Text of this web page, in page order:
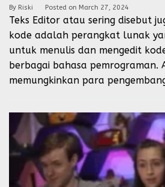
By Riski Posted on March 27, 2024
Teks Editor atau sering disebut
kode adalah perangkat lunak
untuk menulis dan mengedit
berbagai bahasa pemrograman.
memungkinkan para